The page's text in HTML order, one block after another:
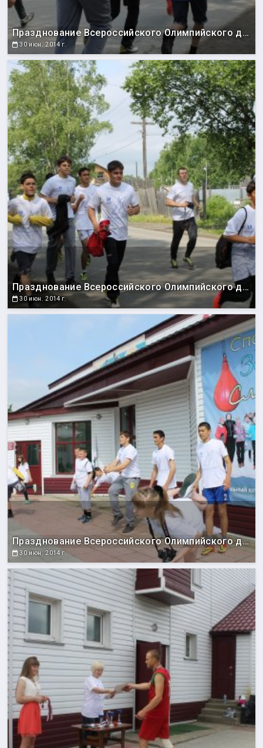
Празднование Всероссийского Олимпийского дня
30 июн. 2014 г.
Празднование Всероссийского Олимпийского дня
30 июн. 2014 г.
Празднование Всероссийского Олимпийского дня
30 июн. 2014 г.